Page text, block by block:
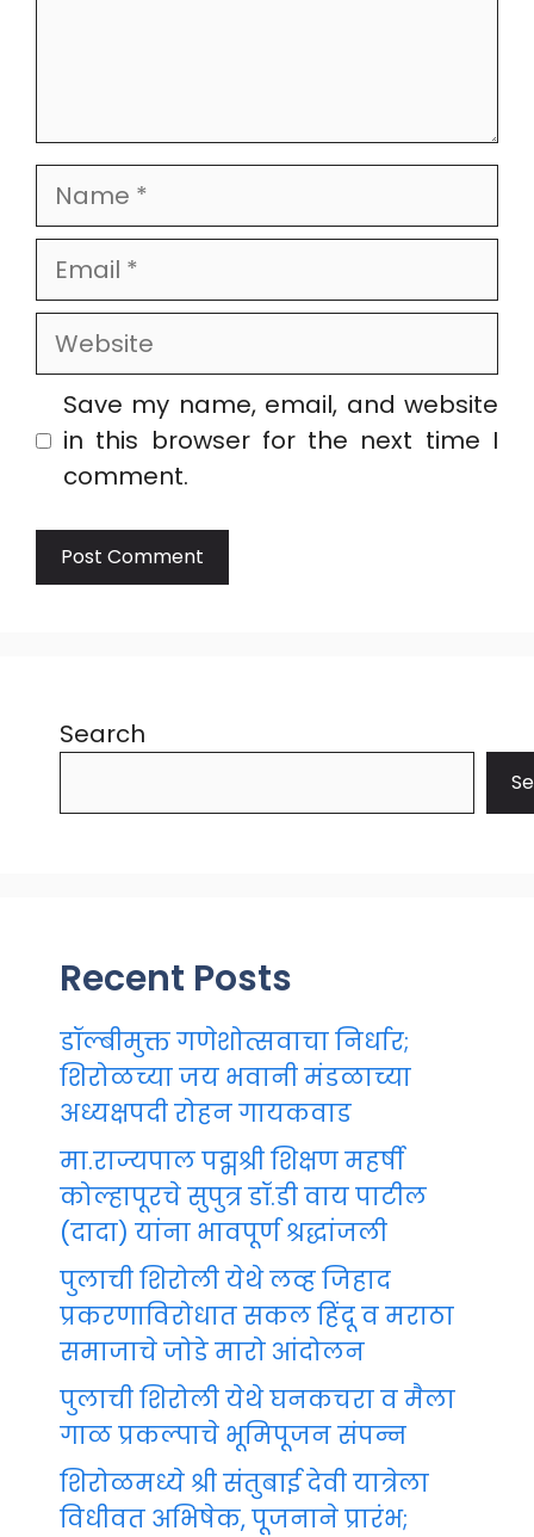
Name
Email
Website
Save my name, email, and website
in this browser for the next time I
comment.
Search
Recent Posts
डॉल्बीमुक्त गणेशोत्सवाचा निर्धार;
शिरोळच्या जय भवानी मंडळाच्या
अध्यक्षपदी रोहन गायकवाड
मा.राज्यपाल पद्मश्री शिक्षण महर्षी
कोल्हापूरचे सुपुत्र डॉ.डी वाय पाटील
(दादा) यांना भावपूर्ण श्रद्धांजली
पुलाची शिरोली येथे लव्ह जिहाद
प्रकरणाविरोधात सकल हिंदू व मराठा
समाजाचे जोडे मारो आंदोलन
पुलाची शिरोली येथे घनकचरा व मैला
गाळ प्रकल्पाचे भूमिपूजन संपन्न
शिरोळमध्ये श्री संतुबाई देवी यात्रेला
विधीवत अभिषेक, पूजनाने प्रारंभ;